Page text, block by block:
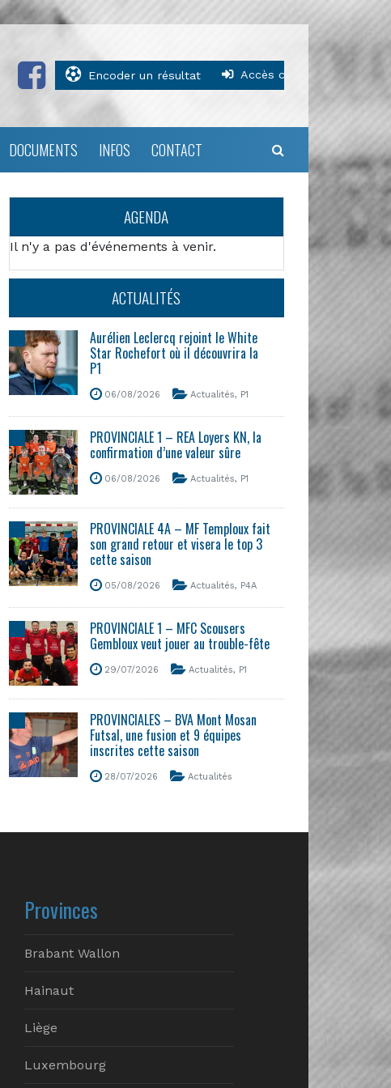
Encoder un résultat Accès clubs
DOCUMENTS INFOS CONTACT
AGENDA
Il n'y a pas d'événements à venir.
ACTUALITÉS
Aurélien Leclercq rejoint le White
Star Rochefort où il découvrira la
P1
06/08/2026 Actualités, P1
PROVINCIALE 1 – REA Loyers KN, la
confirmation d’une valeur sûre
06/08/2026 Actualités, P1
PROVINCIALE 4A – MF Temploux fait
son grand retour et visera le top 3
cette saison
05/08/2026 Actualités, P4A
PROVINCIALE 1 – MFC Scousers
Gembloux veut jouer au trouble-fête
29/07/2026 Actualités, P1
PROVINCIALES – BVA Mont Mosan
Futsal, une fusion et 9 équipes
inscrites cette saison
28/07/2026 Actualités
Provinces
Brabant Wallon
Hainaut
Liège
Luxembourg